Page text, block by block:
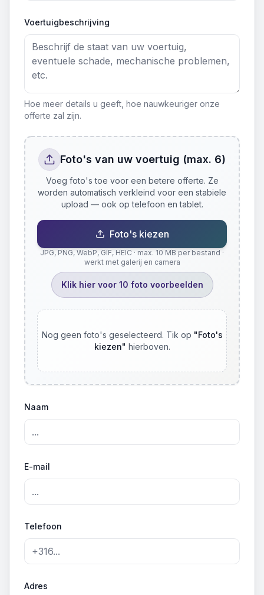
Voertuigbeschrijving
Hoe meer details u geeft, hoe nauwkeuriger onze
offerte zal zijn.
Foto's van uw voertuig (max. 6)
Voeg foto's toe voor een betere offerte. Ze
worden automatisch verkleind voor een stabiele
upload — ook op telefoon en tablet.
Foto's kiezen
JPG, PNG, WebP, GIF, HEIC · max. 10 MB per bestand ·
werkt met galerij en camera
Klik hier voor 10 foto voorbeelden
Nog geen foto's geselecteerd. Tik op "Foto's
kiezen" hierboven.
Naam
E-mail
Telefoon
Adres